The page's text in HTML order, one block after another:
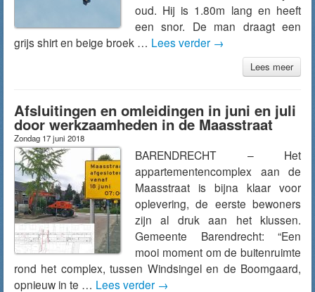
oud. Hij is 1.80m lang en heeft
een snor. De man draagt een
grijs shirt en beige broek … Lees verder →
Lees meer
Afsluitingen en omleidingen in juni en juli
door werkzaamheden in de Maasstraat
Zondag 17 juni 2018
BARENDRECHT – Het
appartementencomplex aan de
Maasstraat is bijna klaar voor
oplevering, de eerste bewoners
zijn al druk aan het klussen.
Gemeente Barendrecht: “Een
mooi moment om de buitenruimte
rond het complex, tussen Windsingel en de Boomgaard,
opnieuw in te … Lees verder →